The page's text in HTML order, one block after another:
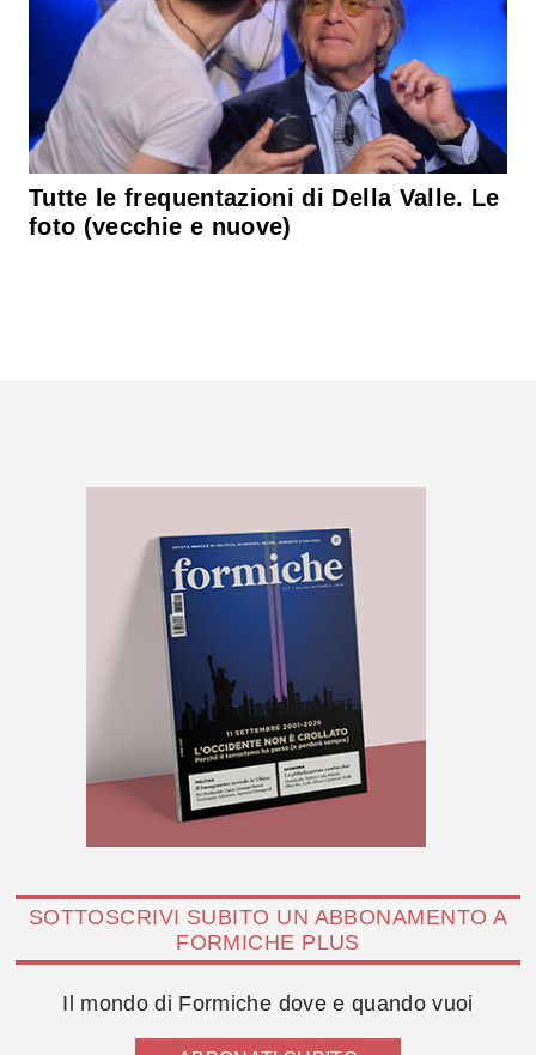
Tutte le frequentazioni di Della Valle. Le
foto (vecchie e nuove)
SOTTOSCRIVI SUBITO UN ABBONAMENTO A
FORMICHE PLUS
Il mondo di Formiche dove e quando vuoi